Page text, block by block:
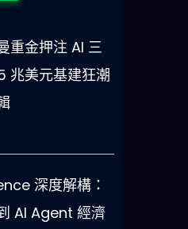
重金押注 AI 三
兆美元基建狂潮
深度解構：
AI Agent 經濟